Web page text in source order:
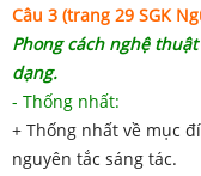
Câu 3 (trang 29 SGK
Phong cách nghệ
dạng.
- Thống nhất:
+ Thống nhất về mục
nguyên tắc sáng tác.